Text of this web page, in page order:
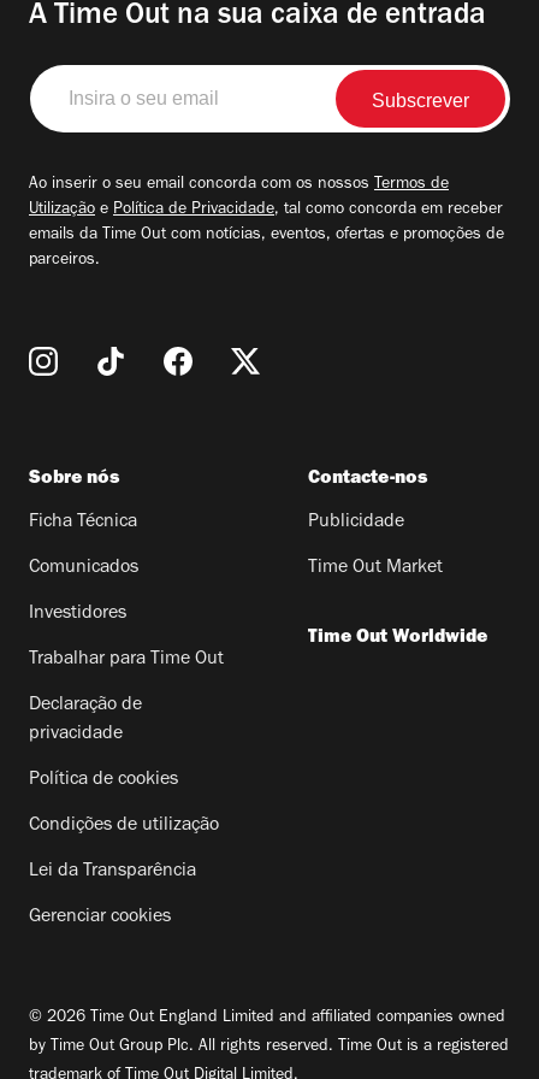
A Time Out na sua caixa de entrada
Insira
o
seu
Ao inserir o seu email concorda com os nossos Termos de
Utilização e Política de Privacidade, tal como concorda em receber
emails da Time Out com notícias, eventos, ofertas e promoções de
parceiros.
Sobre nós
Ficha Técnica
Comunicados
Investidores
Trabalhar para Time Out
Declaração de
privacidade
Política de cookies
Condições de utilização
Lei da Transparência
Gerenciar cookies
Contacte-nos
Publicidade
Time Out Market
Time Out Worldwide
© 2026 Time Out England Limited and affiliated companies owned
by Time Out Group Plc. All rights reserved. Time Out is a registered